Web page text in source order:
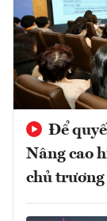
Để
Nâng cao
chủ